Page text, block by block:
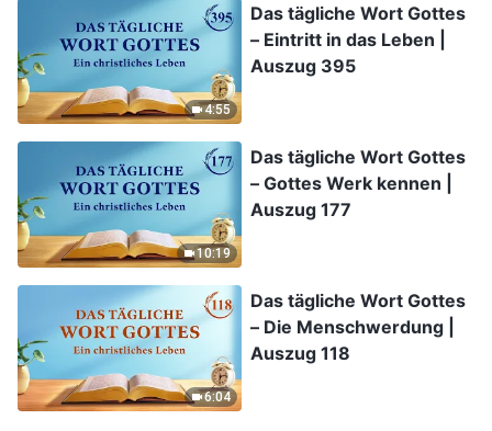
4:55
Das tägliche Wort Gottes
– Eintritt in das Leben |
Auszug 395
10:19
Das tägliche Wort Gottes
– Gottes Werk kennen |
Auszug 177
6:04
Das tägliche Wort Gottes
– Die Menschwerdung |
Auszug 118